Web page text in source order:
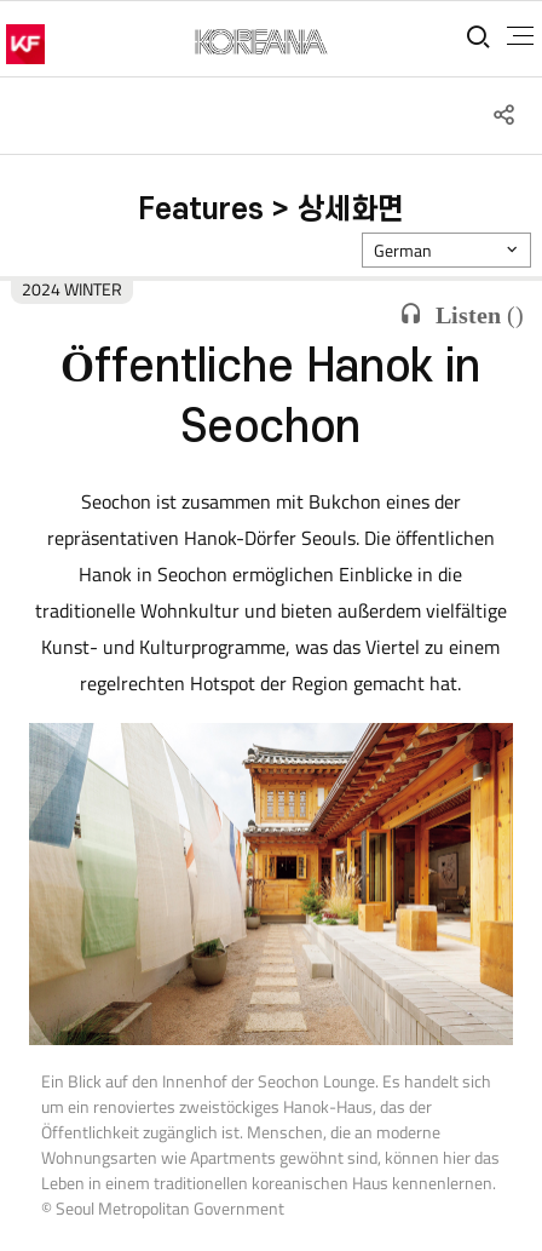
통
Features > 상세화면
Listen ()
2024 WINTER
German
Öffentliche Hanok in
Seochon
Seochon ist zusammen mit Bukchon eines der
repräsentativen Hanok-Dörfer Seouls. Die öffentlichen
Hanok in Seochon ermöglichen Einblicke in die
traditionelle Wohnkultur und bieten außerdem vielfältige
Kunst- und Kulturprogramme, was das Viertel zu einem
regelrechten Hotspot der Region gemacht hat.
Ein Blick auf den Innenhof der Seochon Lounge. Es handelt sich
um ein renoviertes zweistöckiges Hanok-Haus, das der
Öffentlichkeit zugänglich ist. Menschen, die an moderne
Wohnungsarten wie Apartments gewöhnt sind, können hier das
Leben in einem traditionellen koreanischen Haus kennenlernen.
© Seoul Metropolitan Government